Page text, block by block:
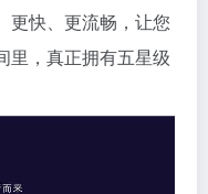
更快、更流畅，让您
里，真正拥有五星级